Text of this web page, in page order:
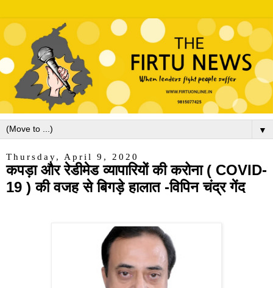
▼
Thursday, April 9, 2020
कपड़ा और रेडीमेड व्यापारियों की करोना ( COVID-
19 ) की वजह से बिगड़े हालात -विपिन चंद्र गेंद